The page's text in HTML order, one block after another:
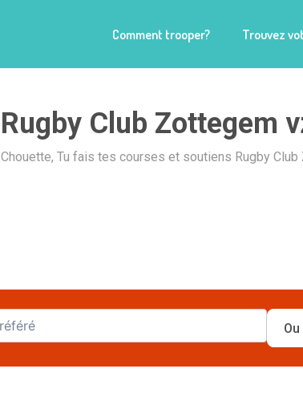
Comment trooper? Trouvez
Rugby Club Zottegem
Chouette, Tu fais tes courses et soutiens Rugby